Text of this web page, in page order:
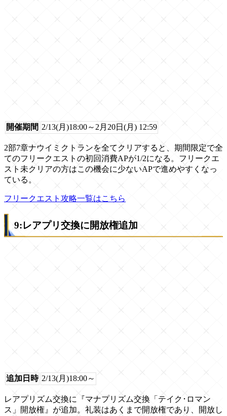
開催期間 2/13(月)18:00～2月20日(月) 12:59
2部7章ナウイミクトランを全てクリアすると、期間限定で全
てのフリークエストの初回消費APが1/2になる。フリークエ
スト未クリアの方はこの機会に少ないAPで進めやすくなっ
ている。
フリークエスト攻略一覧はこちら
9:レアプリ交換に開放権追加
追加日時 2/13(月)18:00～
レアプリズム交換に『マナプリズム交換「テイク･ロマン
ス」開放権』が追加。礼装はあくまで開放権であり、開放し